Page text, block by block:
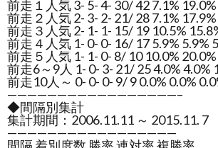
前走１人気 3- 5- 4- 30/ 42 7.1%
前走２人気 2- 3- 2- 21/ 28 7.1%
前走３人気 2- 1- 1- 15/ 19 10.5%
前走４人気 1- 0- 0- 16/ 17 5.9% 5.9%
前走５人気 1- 1- 0- 8/ 10 10.0%
前走6～9人 1- 0- 3- 21/ 25 4.0% 4.0%
前走10人～ 0- 0- 0- 9/ 9 0.0% 0.0%
—————————————————–
◆間隔別集計
集計期間：2006.11.11 ～ 2015.11. 7
—————————————————